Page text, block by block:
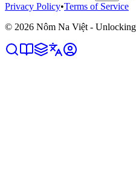
Privacy Policy•Terms of Service
© 2026 Nôm Na Việt -